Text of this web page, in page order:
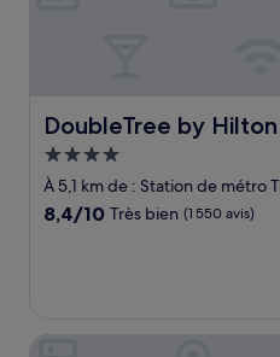
DoubleTree by
DoubleTree by Hilton
Hébergement
4.0 étoiles
À 5,1 km de : Station de métro
8.4
8,4/10 Très bien (1 550 avis)
Candlewood Suites Miami